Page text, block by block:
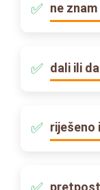
ne
dali ili
riješeno